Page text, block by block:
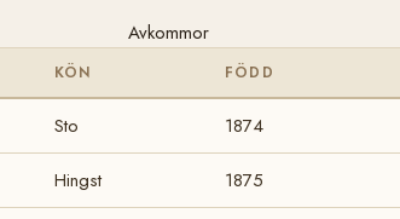
Avkommor
KÖN FÖDD
Sto 1874
Hingst 1875